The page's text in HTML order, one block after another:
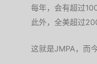
每年，会有超过
此外，全美超过
这就是JMPA，而